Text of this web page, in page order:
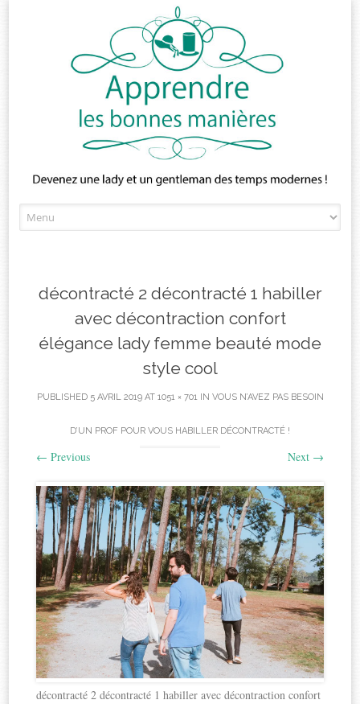
to
décontracté 2 décontracté 1 habiller
avec décontraction confort
élégance lady femme beauté mode
style cool
PUBLISHED 5 AVRIL 2019AT 1051 × 701IN VOUS N’AVEZ PAS BESOIN
D’UN PROF POUR VOUS HABILLER DÉCONTRACTÉ !
← Previous Next →
décontracté 2 décontracté 1 habiller avec décontraction confort